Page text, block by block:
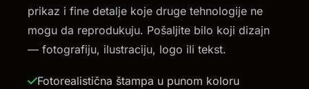
prikaz i fine detalje koje druge tehnologije ne
mogu da reprodukuju. Pošaljite bilo koji dizajn
— fotografiju, ilustraciju, logo ili tekst.
Fotorealistična štampa u punom koloru